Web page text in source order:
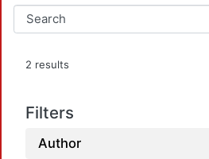
2 results
Filters
Author